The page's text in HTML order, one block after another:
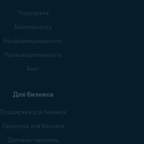
Поддержка
Безопасность
Конфиденциальность
Производительность
Блог
Для бизнеса
Поддержка для бизнеса
Продукты для бизнеса
Деловые партнеры